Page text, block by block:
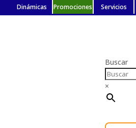
Dinámicas Promociones Servicios
Buscar
×